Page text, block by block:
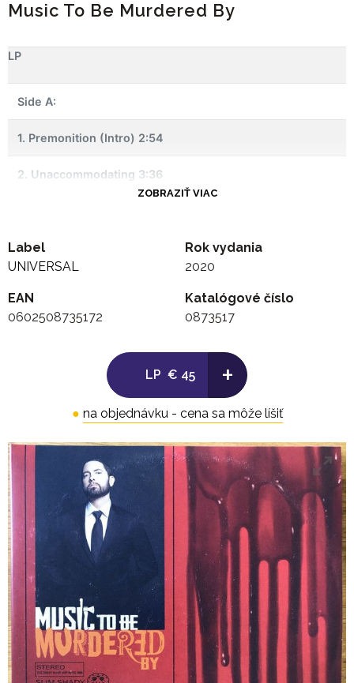
Music To Be Murdered By
LP
Side A:
1. Premonition (Intro) 2:54
2. Unaccommodating 3:36
4. Alfred (Interlude) 0:29
-
1. In Too Deep 3:15
3. Darkness 5:36
4. Leaving Heaven 4:26
5. Yah Yah Royce 4:49
LP 2
Side C:
ZOBRAZIŤ VIAC
Label
UNIVERSAL
Rok vydania
2020
EAN
0602508735172
Katalógové číslo
0873517
LP € 45 +
● na objednávku - cena sa môže líšiť